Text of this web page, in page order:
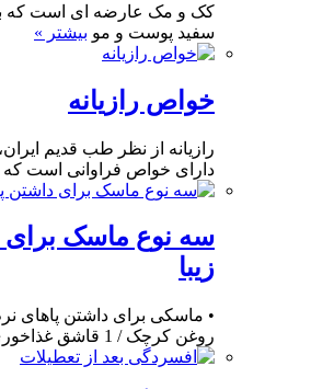
کک و مک عارضه ای است که
سفید پوست و مو بیشتر »
خواص رازیانه
رازیانه از نظر طب قدیم
دارای خواص فراوانی است که
سه نوع ماسک برای
زیبا
• ماسکی برای داشتن پاهای
روغن کرچک / 1 قاشق غذاخوری